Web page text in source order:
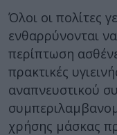
Όλοι οι πολίτες
ενθαρρύνονται
περίπτωση
πρακτικές
αναπνευστικού
χρήσης μάσκας